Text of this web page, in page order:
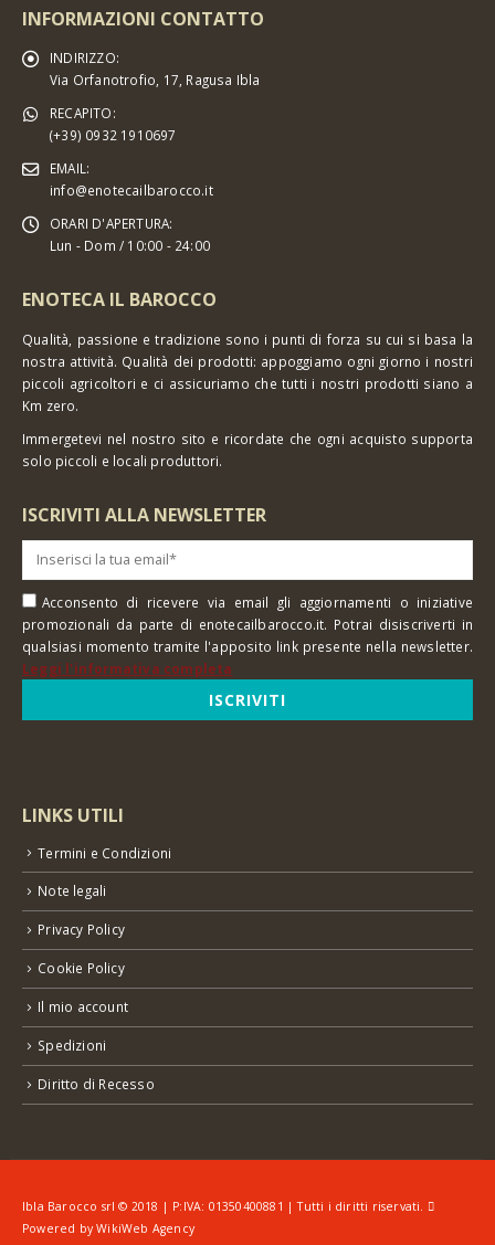
INFORMAZIONI CONTATTO
INDIRIZZO:
Via Orfanotrofio, 17, Ragusa Ibla
RECAPITO:
(+39) 0932 1910697
EMAIL:
info@enotecailbarocco.it
ORARI D'APERTURA:
Lun - Dom / 10:00 - 24:00
ENOTECA IL BAROCCO
Qualità, passione e tradizione sono i punti di forza su cui si basa la
nostra attività. Qualità dei prodotti: appoggiamo ogni giorno i nostri
piccoli agricoltori e ci assicuriamo che tutti i nostri prodotti siano a
Km zero.
Immergetevi nel nostro sito e ricordate che ogni acquisto supporta
solo piccoli e locali produttori.
ISCRIVITI ALLA NEWSLETTER
Acconsento di ricevere via email gli aggiornamenti o iniziative
promozionali da parte di enotecailbarocco.it. Potrai disiscriverti in
qualsiasi momento tramite l'apposito link presente nella newsletter.
Leggi l'informativa completa
LINKS UTILI
Termini e Condizioni
Note legali
Privacy Policy
Cookie Policy
Il mio account
Spedizioni
Diritto di Recesso
Ibla Barocco srl © 2018 | P:IVA: 01350400881 | Tutti i diritti riservati.
Powered byWikiWeb Agency